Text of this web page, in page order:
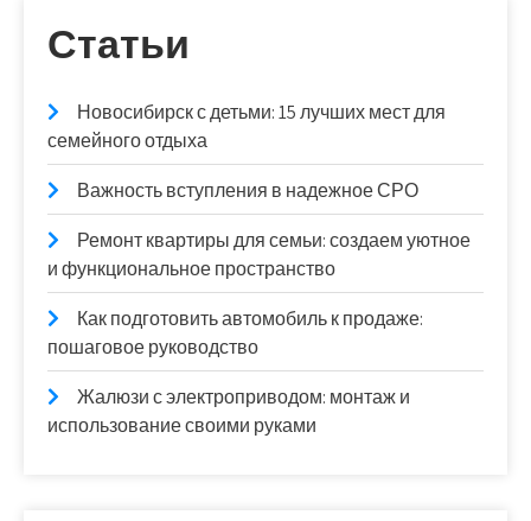
Статьи
Новосибирск с детьми: 15 лучших мест для
семейного отдыха
Важность вступления в надежное СРО
Ремонт квартиры для семьи: создаем уютное
и функциональное пространство
Как подготовить автомобиль к продаже:
пошаговое руководство
Жалюзи с электроприводом: монтаж и
использование своими руками